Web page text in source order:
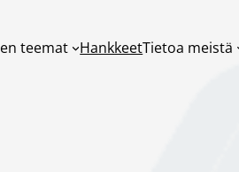
teemat HankkeetTietoa meistä